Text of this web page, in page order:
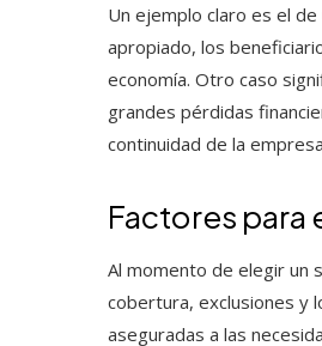
Un ejemplo claro es el
apropiado, los
economía. Otro caso
grandes pérdidas
continuidad de la
Factores para
Al momento de elegir un
cobertura, exclusiones y
aseguradas a las